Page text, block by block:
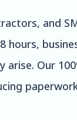
and
hours,
arise. Our